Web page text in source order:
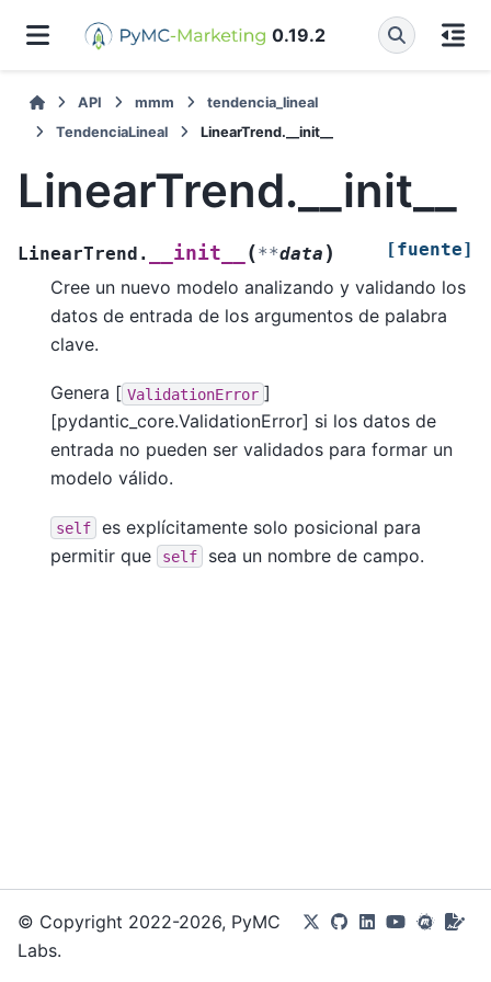
0.19.2
API mmm
tendencia_lineal
TendenciaLineal
LinearTrend.__init__
LinearTrend.__init__
LinearTrend. __init__ (**data ) [fuente]
Cree un nuevo modelo analizando y validando los
datos de entrada de los argumentos de palabra
clave.
Genera [ ValidationError ]
[pydantic_core.ValidationError] si los datos de
entrada no pueden ser validados para formar un
modelo válido.
self
es explícitamente solo posicional para
permitir que
self sea un nombre de campo.
© Copyright 2022-2026, PyMC
Labs.